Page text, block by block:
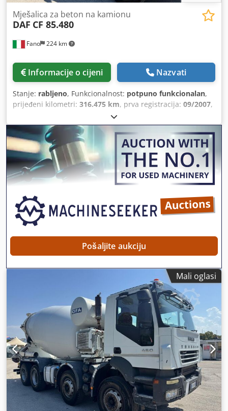
Fano 224 km
Mješalica za beton na kamionu
DAF CF 85.480
Informacije o cijeni Nazvati
Stanje: rabljeno, Funkcionalnost: potpuno funkcionalan,
prijeđeni kilometri: 316.475 km, prva registracija: 09/2007,
, radni sati:
Pošaljite aukciju
Mali oglasi